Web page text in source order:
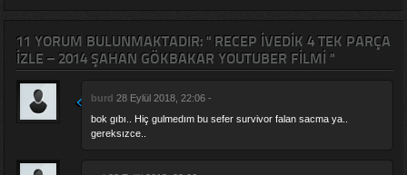
11 YORUM BULUNMAKTADIR: " RECEP İVEDIK 4 TEK PARÇA
IZLE – 2014 ŞAHAN GÖKBAKAR YOUTUBER FILMI "
burd 28 Eylül 2018, 22:06 -
bok gıbı.. Hiç gulmedım bu sefer survivor falan sacma ya..
gereksızce..